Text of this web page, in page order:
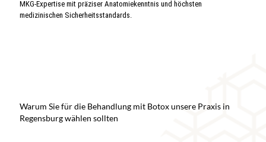
MKG-Expertise mit präziser Anatomiekenntnis und höchsten
medizinischen Sicherheitsstandards.
Warum Sie für die Behandlung mit Botox unsere Praxis in
Regensburg wählen sollten